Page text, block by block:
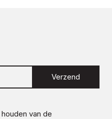
Verzend
van de